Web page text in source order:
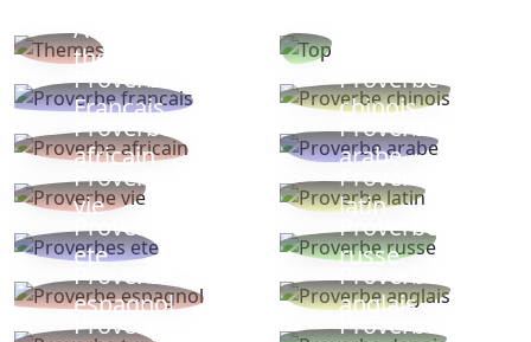
Autres
thèmes
Proverbe
Français
Proverbe
chinois
Proverbe
africain
Proverbe
arabe
Proverbe
vie
Proverbe
latin
Proverbes
ete
Proverbe
russe
Proverbe
espagnol
Proverbe
anglais
Proverbe
Proverbe